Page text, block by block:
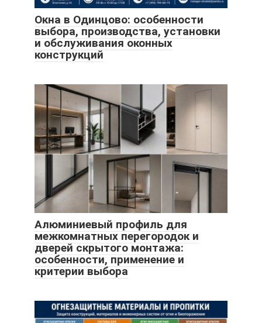
Окна в Одинцово: особенности
выбора, производства, установки
и обслуживания оконных
конструкций
Алюминиевый профиль для
межкомнатных перегородок и
дверей скрытого монтажа:
особенности, применение и
критерии выбора